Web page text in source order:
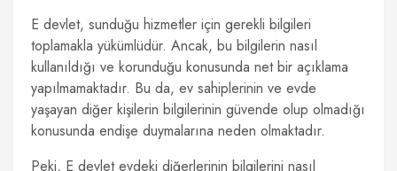
E devlet, sunduğu hizmetler için gerekli bilgileri
toplamakla yükümlüdür. Ancak, bu bilgilerin nasıl
kullanıldığı ve korunduğu konusunda net bir açıklama
yapılmamaktadır. Bu da, ev sahiplerinin ve evde
yaşayan diğer kişilerin bilgilerinin güvende olup olmadığı
konusunda endişe duymalarına neden olmaktadır.
Peki, E devlet evdeki diğerlerinin bilgilerini nasıl